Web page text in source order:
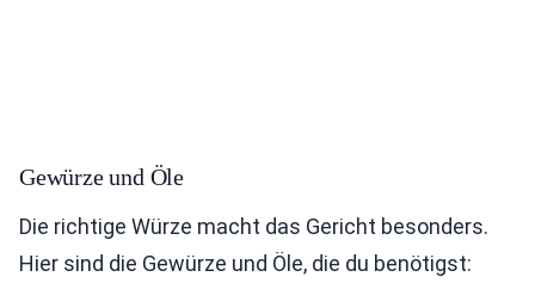
Gewürze und Öle
Die richtige Würze macht das Gericht besonders.
Hier sind die Gewürze und Öle, die du benötigst: